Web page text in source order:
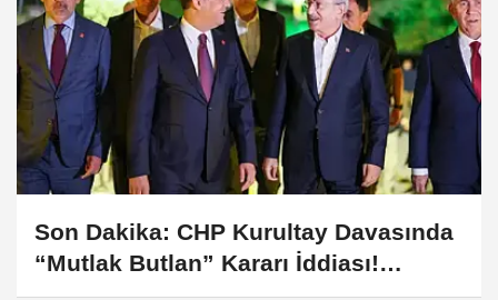
Son Dakika: CHP Kurultay Davasında
“Mutlak Butlan” Kararı İddiası!
Kılıçdaroğlu Yeniden Göreve mi